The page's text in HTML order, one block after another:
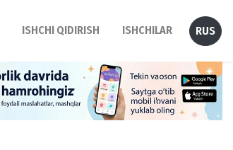
ISHCHI QIDIRISH ISHCHILAR RUS